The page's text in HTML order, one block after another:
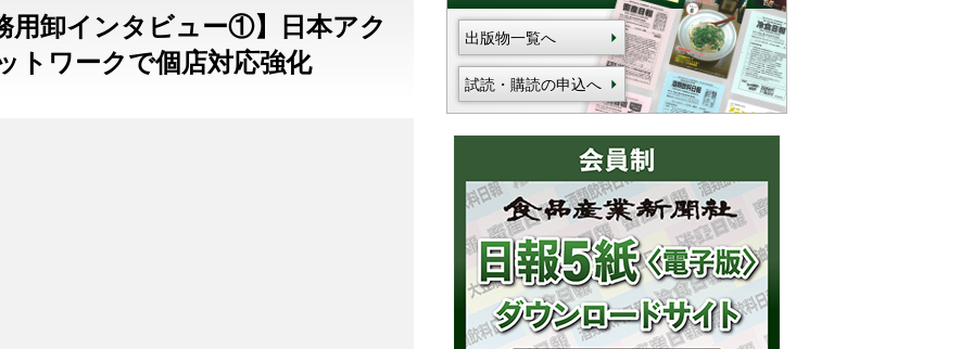
用卸インタビュー①】日本アク
トワークで個店対応強化
出版物一覧へ
試読・購読の申込へ